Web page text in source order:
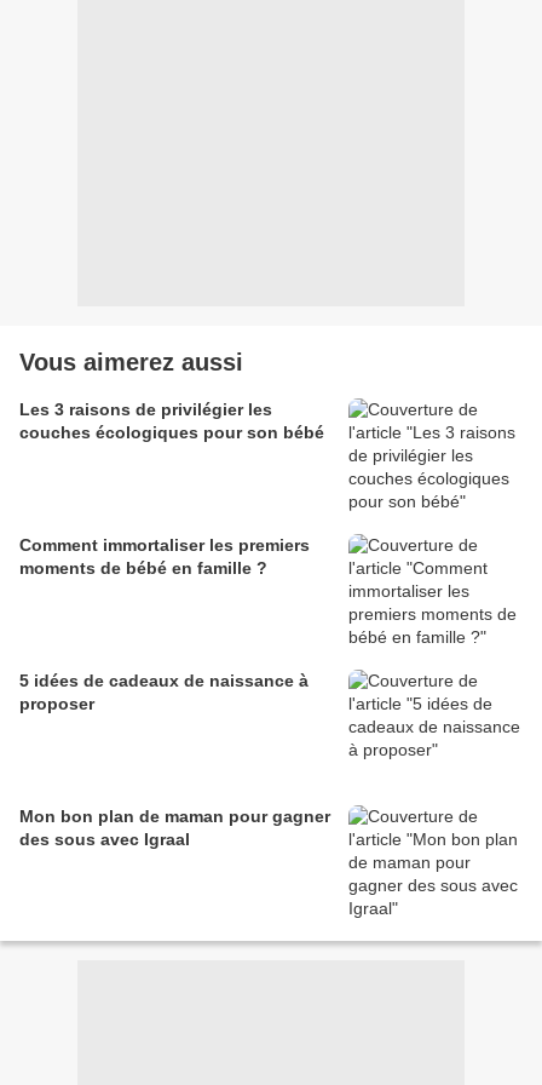
Vous aimerez aussi
Les 3 raisons de privilégier les
couches écologiques pour son bébé
Comment immortaliser les premiers
moments de bébé en famille ?
5 idées de cadeaux de naissance à
proposer
Mon bon plan de maman pour gagner
des sous avec Igraal